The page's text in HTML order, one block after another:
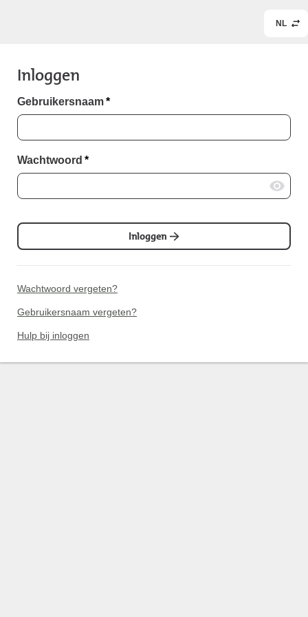
NL
Inloggen
Gebruikersnaam*
Wachtwoord *
Inloggen
Wachtwoord vergeten?
Gebruikersnaam vergeten?
Hulp bij inloggen